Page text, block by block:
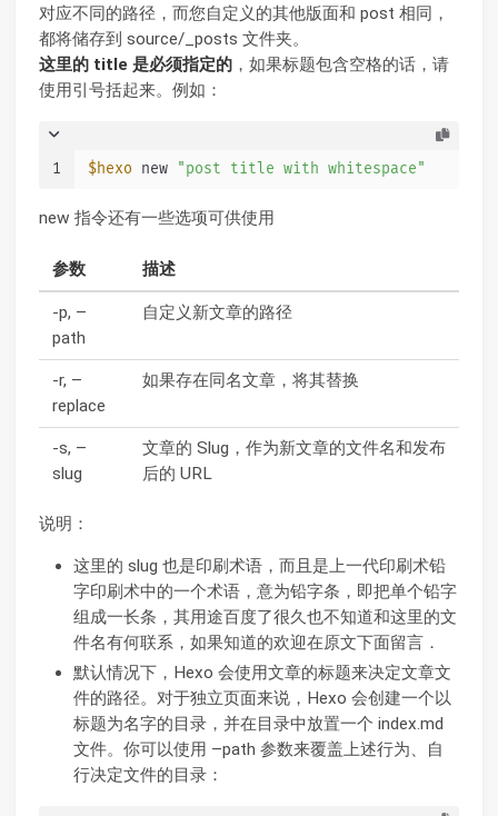
对应不同的路径，而您自定义的其他版面和 post 相同，
都将储存到 source/_posts 文件夹。
这里的 title 是必须指定的 ，如果标题包含空格的话，请
使用引号括起来。例如：
1 $hexo new "post title with whitespace"
new 指令还有一些选项可供使用
参数 描述
-p, –
path
自定义新文章的路径
-r, –
replace
如果存在同名文章，将其替换
-s, –
slug
文章的 Slug，作为新文章的文件名和发布
后的 URL
说明：
这里的 slug 也是印刷术语，而且是上一代印刷术铅
字印刷术中的一个术语，意为铅字条，即把单个铅字
组成一长条，其用途百度了很久也不知道和这里的文
件名有何联系，如果知道的欢迎在原文下面留言．
默认情况下，Hexo 会使用文章的标题来决定文章文
件的路径。对于独立页面来说，Hexo 会创建一个以
标题为名字的目录，并在目录中放置一个 index.md
文件。你可以使用 –path 参数来覆盖上述行为、自
行决定文件的目录：